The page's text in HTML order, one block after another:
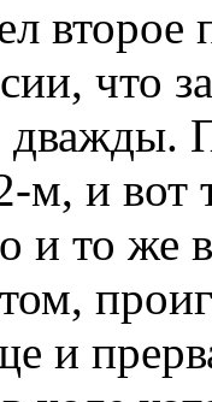
что
м, и вот
и то же
и